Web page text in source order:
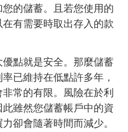
的儲蓄。且若您使用的
有需要時取出存入的款
點就是安全。那麼儲蓄
已維持在低點許多年，
常的有限。風險在於利
雖然您儲蓄帳戶中的資
卻會隨著時間而減少。